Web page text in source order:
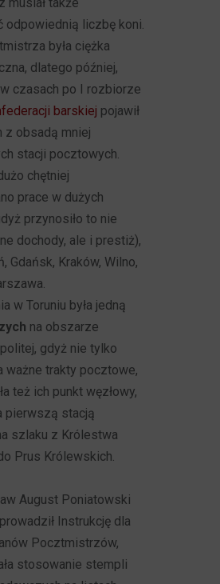
odpowiednią liczbę koni.
była ciężka
dlatego później,
czasach po I rozbiorze
barskiej pojawił
z obsadą mniej
stacji pocztowych.
chętniej
prace w dużych
przynosiło to nie
dochody, ale i prestiż),
Gdańsk, Kraków, Wilno,
w Toruniu była jedną
na obszarze
gdyż nie tylko
ważne trakty pocztowe,
też ich punkt węzłowy,
pierwszą stacją
szlaku z Królestwa
Prus Królewskich.
August Poniatowski
Instrukcję dla
Pocztmistrzów,
stosowanie stempli